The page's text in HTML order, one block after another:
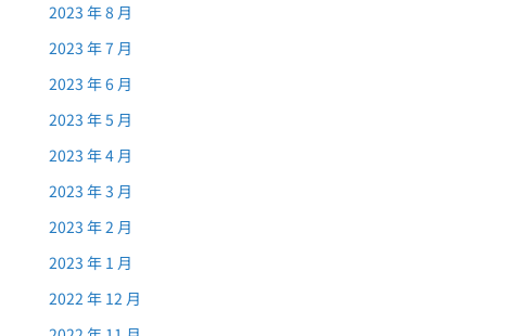
2023 年 8 月
2023 年 7 月
2023 年 6 月
2023 年 5 月
2023 年 4 月
2023 年 3 月
2023 年 2 月
2023 年 1 月
2022 年 12 月